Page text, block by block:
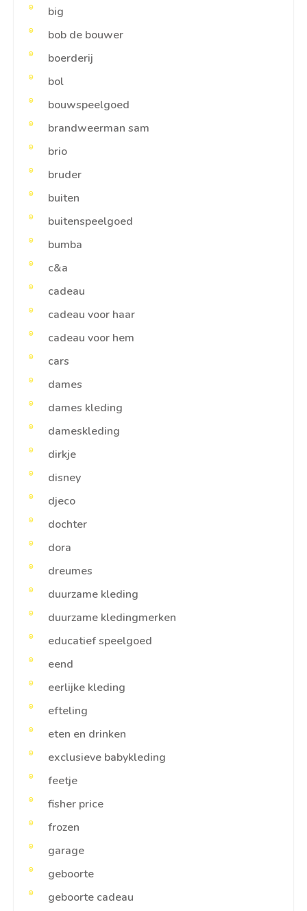
big
bob de bouwer
boerderij
bol
bouwspeelgoed
brandweerman sam
brio
bruder
buiten
buitenspeelgoed
bumba
c&a
cadeau
cadeau voor haar
cadeau voor hem
cars
dames
dames kleding
dameskleding
dirkje
disney
djeco
dochter
dora
dreumes
duurzame kleding
duurzame kledingmerken
educatief speelgoed
eend
eerlijke kleding
efteling
eten en drinken
exclusieve babykleding
feetje
fisher price
frozen
garage
geboorte
geboorte cadeau